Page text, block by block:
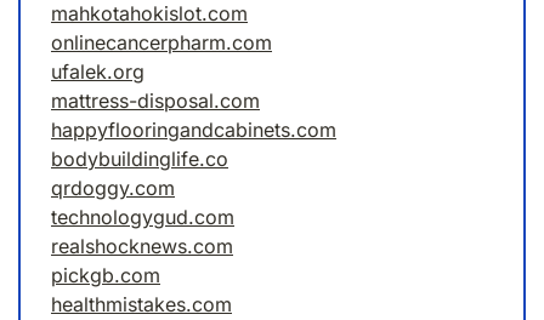
mahkotahokislot.com
onlinecancerpharm.com
ufalek.org
mattress-disposal.com
happyflooringandcabinets.com
bodybuildinglife.co
qrdoggy.com
technologygud.com
realshocknews.com
pickgb.com
healthmistakes.com